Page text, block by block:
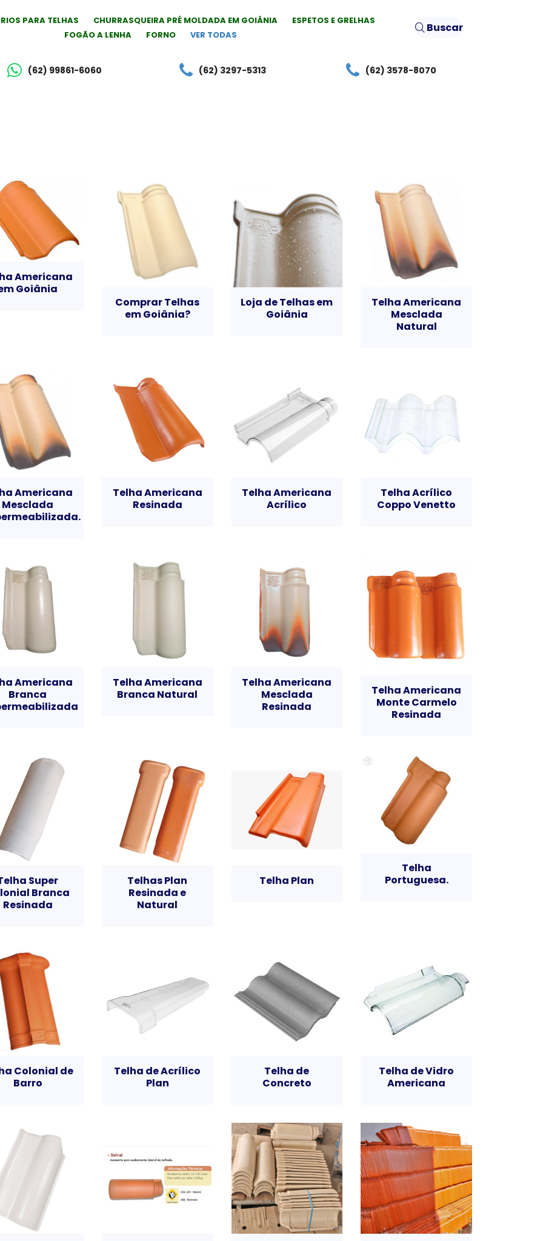
PARA TELHAS CHURRASQUEIRA PRÉ MOLDADA EM GOIÂNIA
ESPETOS E GRELHAS
FOGÃO A LENHA
FORNO VER TODAS
Buscar
(62) 99861-6060 (62) 3297-5313 (62) 3578-8070
Americana
Goiânia
Comprar Telhas
em Goiânia?
Loja de Telhas em
Goiânia
Telha Americana
Mesclada
Natural
Americana
Mesclada
Telha Americana
Resinada
Telha Americana
Acrílico
Telha Acrílico
Coppo Venetto
Americana
Branca
Telha Americana
Branca Natural
Telha Americana
Mesclada
Resinada
Telha Americana
Monte Carmelo
Resinada
Super
Branca
Resinada
Telhas Plan
Resinada e
Natural
Telha Plan
Telha
Portuguesa.
Colonial de
Barro
Telha de Acrílico
Plan
Telha de
Concreto
Telha de Vidro
Americana